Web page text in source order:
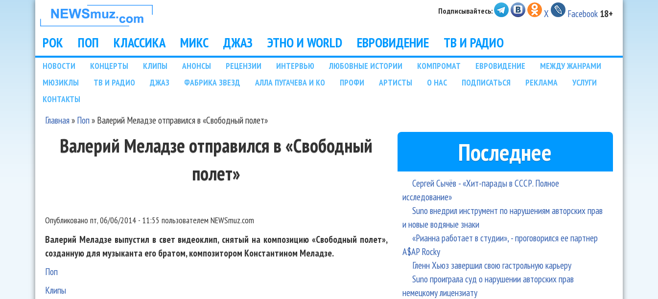
НОВОСТИ
МУЗЫКИ И
ШОУ БИЗНЕСА
NEWSMUZ.COM
Подписывайтесь: X Facebook 18+
Main menu
РОК ПОП КЛАССИКА МИКС ДЖАЗ ЭТНО И WORLD ЕВРОВИДЕНИЕ ТВ И РАДИО
Подразделы
НОВОСТИ КОНЦЕРТЫ КЛИПЫ АНОНСЫ РЕЦЕНЗИИ ИНТЕРВЬЮ ЛЮБОВНЫЕ ИСТОРИИ КОМПРОМАТ ЕВРОВИДЕНИЕ
МЕЖДУ ЖАНРАМИ
МЮЗИКЛЫ
ТВ И РАДИО ДЖАЗ ФАБРИКА ЗВЕЗД АЛЛА ПУГАЧЕВА И КО ПРОФИ АРТИСТЫ О НАС ПОДПИСАТЬСЯ РЕКЛАМА
УСЛУГИ
КОНТАКТЫ
Главная» Поп» Валерий Меладзе отправился в «Свободный полет»
Валерий Меладзе отправился в «Свободный
полет»
Опубликовано пт, 06/06/2014 - 11:55 пользователем NEWSmuz.com
Валерий Меладзе выпустил в свет видеоклип, снятый на композицию «Свободный полет»,
созданную для музыканта его братом, композитором Константином Меладзе.
Поп
Клипы
Последнее
Сергей Сычёв - «Хит-парады в СССР. Полное
исследование»
Suno внедрил инструмент по нарушениям авторских прав
и новые водяные знаки
«Рианна работает в студии», - проговорился ее партнер
A$AP Rocky
Гленн Хьюз завершил свою гастрольную карьеру
Suno проиграла суд о нарушении авторских прав
немецкому лицензиату